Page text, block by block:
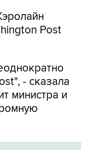
Post
- сказала
министра и